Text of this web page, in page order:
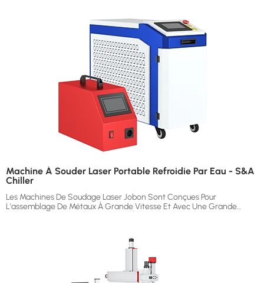
Les Meubles De Maison En Acier Inoxydable, Etc.
Machine À Souder Laser Portable Refroidie Par Eau - S&A
Chiller
Les Machines De Soudage Laser Jobon Sont Conçues Pour
L'assemblage De Métaux À Grande Vitesse Et Avec Une Grande
Contrôle Intelligents, Elles Offrent Des Soudures Propres, Une
Pièces Automobiles, Les Ustensiles De Cuisine Et Les Composants